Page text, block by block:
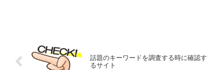
話題のキーワードを調査する時に確認す
るサイト